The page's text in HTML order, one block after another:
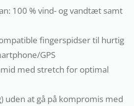
100 % vind- og vandtæt samt
fingerspidser til hurtig
GPS
med stretch for optimal
uden at gå på kompromis med